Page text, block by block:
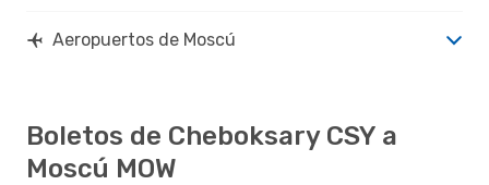
Aeropuertos de Moscú
Boletos de Cheboksary CSY a
Moscú MOW